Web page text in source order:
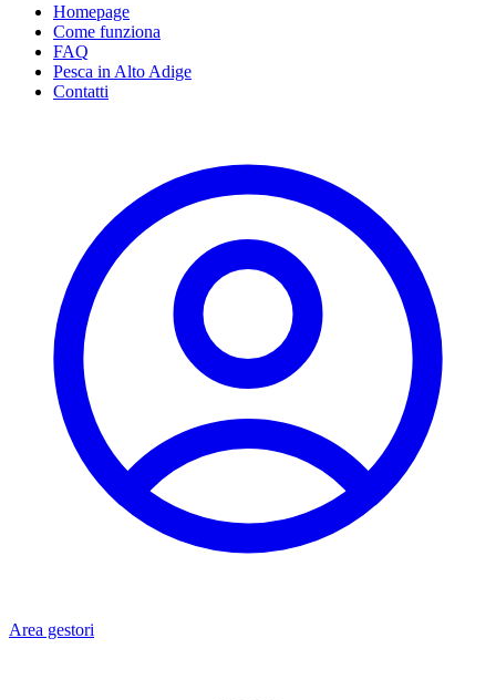
Homepage
Come funziona
FAQ
Pesca in Alto Adige
Contatti
Area gestori